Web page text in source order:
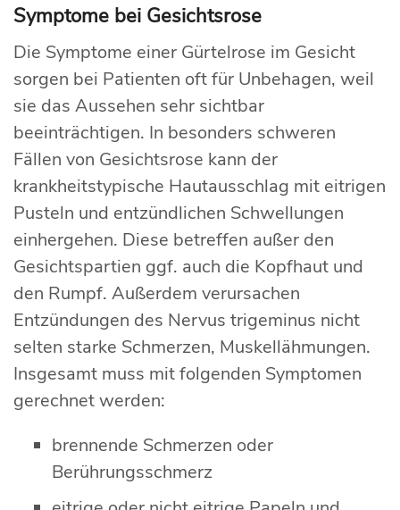
Symptome bei Gesichtsrose
Die Symptome einer Gürtelrose im Gesicht
sorgen bei Patienten oft für Unbehagen, weil
sie das Aussehen sehr sichtbar
beeinträchtigen. In besonders schweren
Fällen von Gesichtsrose kann der
krankheitstypische Hautausschlag mit eitrigen
Pusteln und entzündlichen Schwellungen
einhergehen. Diese betreffen außer den
Gesichtspartien ggf. auch die Kopfhaut und
den Rumpf. Außerdem verursachen
Entzündungen des Nervus trigeminus nicht
selten starke Schmerzen, Muskellähmungen.
Insgesamt muss mit folgenden Symptomen
gerechnet werden:
brennende Schmerzen oder
Berührungsschmerz